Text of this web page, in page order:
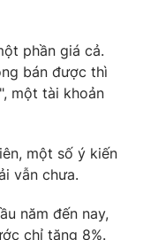
Việt
phần giá cả.
bán được thì
một tài khoản
một số ý kiến
vẫn chưa.
năm đến nay,
chỉ tăng 8%.